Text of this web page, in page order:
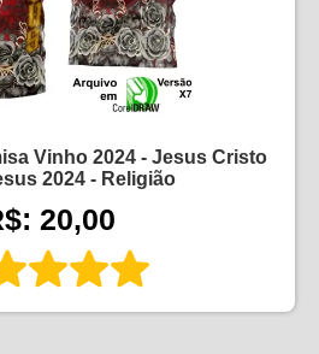
Vinho 2024 - Jesus Cristo
2024 - Religião
20,00